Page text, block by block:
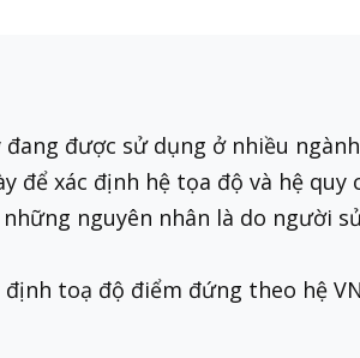
đang được sử dụng ở nhiều
để xác định hệ tọa độ và hệ quy
nguyên nhân là do người
toạ độ điểm đứng theo hệ